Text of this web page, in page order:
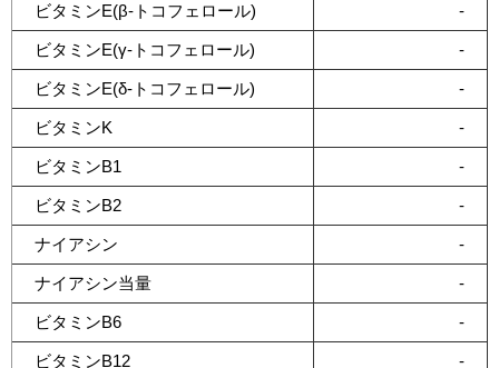
ビタミンE(β-トコフェロール) -
ビタミンE(γ-トコフェロール) -
ビタミンE(δ-トコフェロール) -
ビタミンK -
ビタミンB1 -
ビタミンB2 -
ナイアシン -
ナイアシン当量 -
ビタミンB6 -
ビタミンB12 -